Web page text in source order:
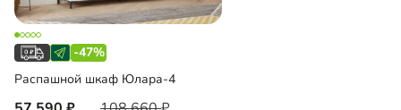
-47%
Распашной шкаф Юлара-4